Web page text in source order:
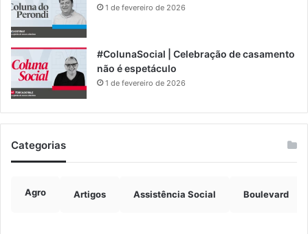
1 de fevereiro de 2026
#ColunaSocial | Celebração de casamento
não é espetáculo
1 de fevereiro de 2026
Categorias
Agro Artigos Assistência Social Boulevard